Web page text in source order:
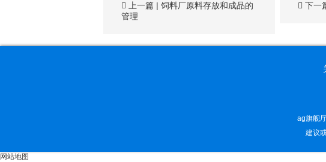
上一篇 | 饲料厂原料存放和成品的
管理
下一
ag旗舰
建议
网站地图